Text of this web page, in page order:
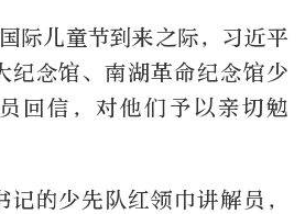
儿童节到来之际，习近平
纪念馆、南湖革命纪念馆少
回信，对他们予以亲切勉
的少先队红领巾讲解员，